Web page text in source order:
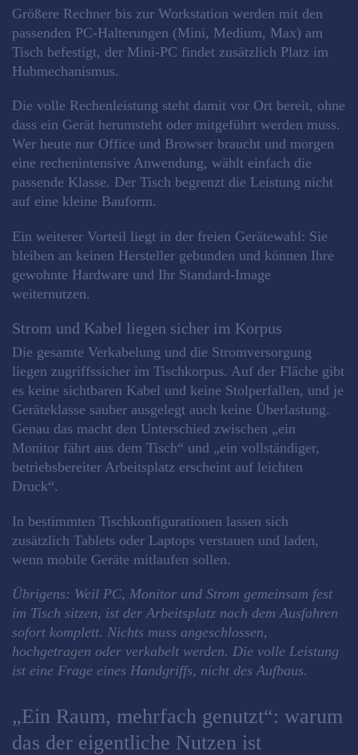
Größere Rechner bis zur Workstation werden mit den
passenden PC-Halterungen (Mini, Medium, Max) am
Tisch befestigt, der Mini-PC findet zusätzlich Platz im
Hubmechanismus.
Die volle Rechenleistung steht damit vor Ort bereit, ohne
dass ein Gerät herumsteht oder mitgeführt werden muss.
Wer heute nur Office und Browser braucht und morgen
eine rechenintensive Anwendung, wählt einfach die
passende Klasse. Der Tisch begrenzt die Leistung nicht
auf eine kleine Bauform.
Ein weiterer Vorteil liegt in der freien Gerätewahl: Sie
bleiben an keinen Hersteller gebunden und können Ihre
gewohnte Hardware und Ihr Standard-Image
weiternutzen.
Strom und Kabel liegen sicher im Korpus
Die gesamte Verkabelung und die Stromversorgung
liegen zugriffssicher im Tischkorpus. Auf der Fläche gibt
es keine sichtbaren Kabel und keine Stolperfallen, und je
Geräteklasse sauber ausgelegt auch keine Überlastung.
Genau das macht den Unterschied zwischen „ein
Monitor fährt aus dem Tisch“ und „ein vollständiger,
betriebsbereiter Arbeitsplatz erscheint auf leichten
Druck“.
In bestimmten Tischkonfigurationen lassen sich
zusätzlich Tablets oder Laptops verstauen und laden,
wenn mobile Geräte mitlaufen sollen.
Übrigens: Weil PC, Monitor und Strom gemeinsam fest
im Tisch sitzen, ist der Arbeitsplatz nach dem Ausfahren
sofort komplett. Nichts muss angeschlossen,
hochgetragen oder verkabelt werden. Die volle Leistung
ist eine Frage eines Handgriffs, nicht des Aufbaus.
„Ein Raum, mehrfach genutzt“: warum
das der eigentliche Nutzen ist